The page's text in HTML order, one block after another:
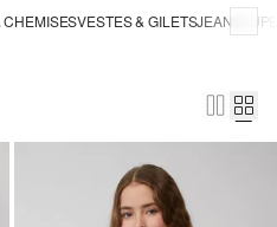
CHEMISESVESTES & GILETSJEANS